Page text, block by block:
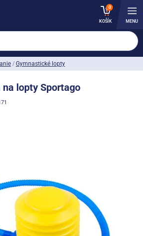
0
KOŠÍK MENU
Gymnastické lopty
lopty Sportago